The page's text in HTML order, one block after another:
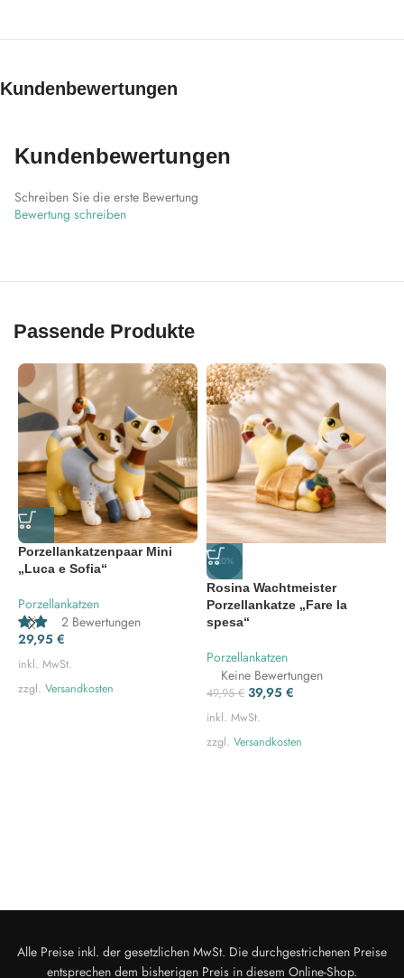
Kundenbewertungen
Kundenbewertungen
Schreiben Sie die erste Bewertung
Bewertung schreiben
Passende Produkte
Porzellankatzenpaar Mini
„Luca e Sofia“
Porzellankatzen
2 Bewertungen
29,95 €
inkl. MwSt.
zzgl. Versandkosten
-20%
Rosina Wachtmeister
Porzellankatze „Fare la
spesa“
Porzellankatzen
Keine Bewertungen
49,95€ 39,95 €
inkl. MwSt.
zzgl. Versandkosten
Alle Preise inkl. der gesetzlichen MwSt. Die durchgestrichenen Preise
entsprechen dem bisherigen Preis in diesem Online-Shop.